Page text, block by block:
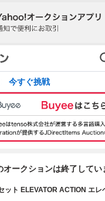
今すぐ挑戦
オークションは終了してい
ット ELEVATOR ACTION エ